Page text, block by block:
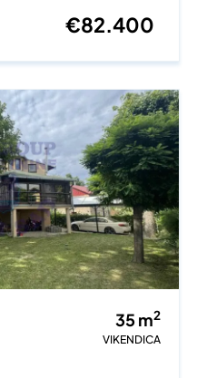
€82.400
35m2
VIKENDICA